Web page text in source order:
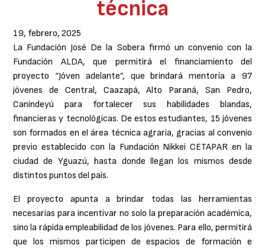
técnica
19, febrero, 2025
La Fundación José De la Sobera firmó un convenio con la
Fundación ALDA, que permitirá el financiamiento del
proyecto “Jóven adelante”, que brindará mentoría a 97
jóvenes de Central, Caazapá, Alto Paraná, San Pedro,
Canindeyú para fortalecer sus habilidades blandas,
financieras y tecnológicas. De estos estudiantes, 15 jóvenes
son formados en el área técnica agraria, gracias al convenio
previo establecido con la Fundación Nikkei CETAPAR en la
ciudad de Yguazú, hasta donde llegan los mismos desde
distintos puntos del país.
El proyecto apunta a brindar todas las herramientas
necesarias para incentivar no solo la preparación académica,
sino la rápida empleabilidad de los jóvenes. Para ello, permitirá
que los mismos participen de espacios de formación e